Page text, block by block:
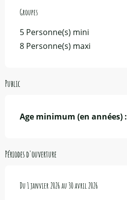
Groupes
Groupes
5 Personne(s) mini
8 Personne(s) maxi
Public
Age minimum (en années) :
Périodes d'ouverture
Du 1 janvier 2026 au 30 avril 2026
Du 1 janvier 2026 au 30 avril 2026